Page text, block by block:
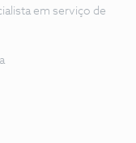
em serviço de